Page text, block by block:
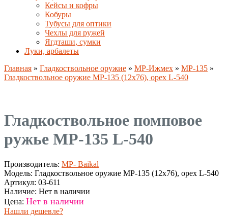
Кейсы и кофры
Кобуры
Тубусы для оптики
Чехлы для ружей
Ягдташи, сумки
Луки, арбалеты
Главная » Гладкоствольное оружие » MP-Ижмех » MP-135 »
Гладкоствольное оружие МР-135 (12х76), орех L-540
Гладкоствольное помповое
ружье MP-135 L-540
Производитель: MP- Baikal
Модель: Гладкоствольное оружие МР-135 (12х76), орех L-540
Артикул: 03-611
Наличие: Нет в наличии
Цена: Нет в наличии
Нашли дешевле?